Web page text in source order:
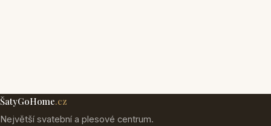
ŠatyGoHome.cz
Největší svatební a plesové centrum.